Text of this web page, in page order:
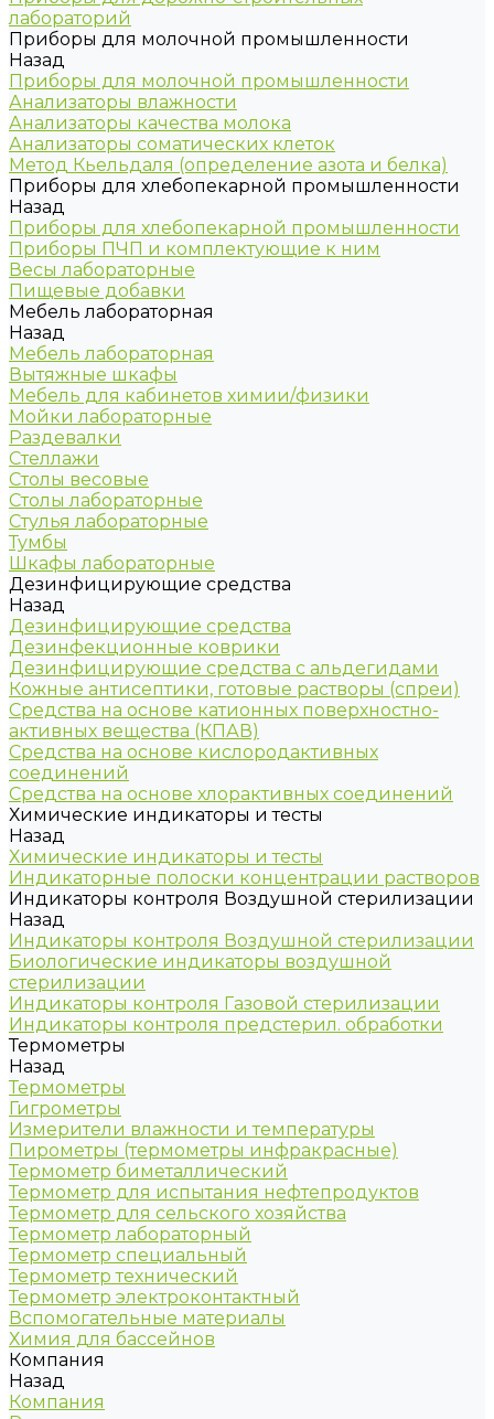
лабораторий
Приборы для молочной промышленности
Назад
Приборы для молочной промышленности
Анализаторы влажности
Анализаторы качества молока
Анализаторы соматических клеток
Метод Кьельдаля (определение азота и белка)
Приборы для хлебопекарной промышленности
Назад
Приборы для хлебопекарной промышленности
Приборы ПЧП и комплектующие к ним
Весы лабораторные
Пищевые добавки
Мебель лабораторная
Назад
Мебель лабораторная
Вытяжные шкафы
Мебель для кабинетов химии/физики
Мойки лабораторные
Раздевалки
Стеллажи
Столы весовые
Столы лабораторные
Стулья лабораторные
Тумбы
Шкафы лабораторные
Дезинфицирующие средства
Назад
Дезинфицирующие средства
Дезинфекционные коврики
Дезинфицирующие средства с альдегидами
Кожные антисептики, готовые растворы (спреи)
Средства на основе катионных поверхностно-
активных вещества (КПАВ)
Средства на основе кислородактивных
соединений
Средства на основе хлорактивных соединений
Химические индикаторы и тесты
Назад
Химические индикаторы и тесты
Индикаторные полоски концентрации растворов
Индикаторы контроля Воздушной стерилизации
Назад
Индикаторы контроля Воздушной стерилизации
Биологические индикаторы воздушной
стерилизации
Индикаторы контроля Газовой стерилизации
Индикаторы контроля предстерил. обработки
Термометры
Назад
Термометры
Гигрометры
Измерители влажности и температуры
Пирометры (термометры инфракрасные)
Термометр биметаллический
Термометр для испытания нефтепродуктов
Термометр для сельского хозяйства
Термометр лабораторный
Термометр специальный
Термометр технический
Термометр электроконтактный
Вспомогательные материалы
Химия для бассейнов
Компания
Назад
Компания